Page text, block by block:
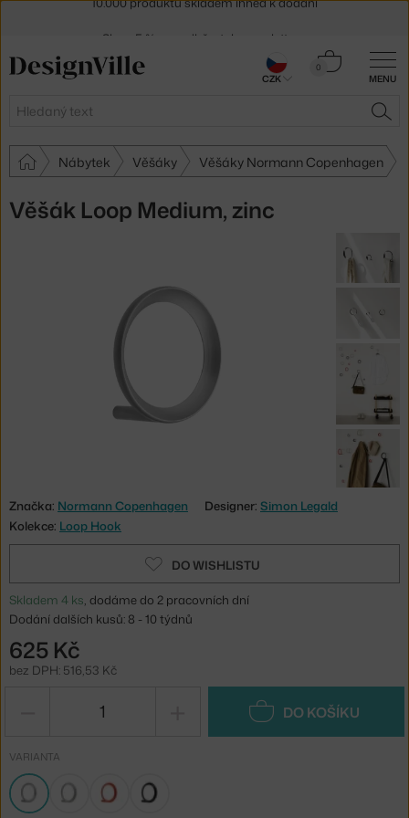
MENU
Hledat
0
Košík
Nábytek Věšáky Věšáky Normann Copenhagen
Věšák Loop Medium, zinc
Značka: Normann Copenhagen Designer: Simon Legald
Kolekce: Loop Hook
DO WISHLISTU
Skladem 4 ks, dodáme do 2 pracovních dní
Dodání dalších kusů: 8 - 10 týdnů
625 Kč
bez DPH: 516,53 Kč
DO KOŠÍKU
VARIANTA
30 dní na vrácení zboží
CZK